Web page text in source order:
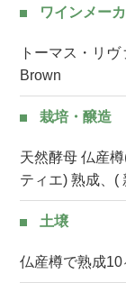
ワインメー
トーマス・リ
Brown
栽培・醸造
天然酵母 仏産
ティエ) 熟成、(
土壌
仏産樽で熟成10